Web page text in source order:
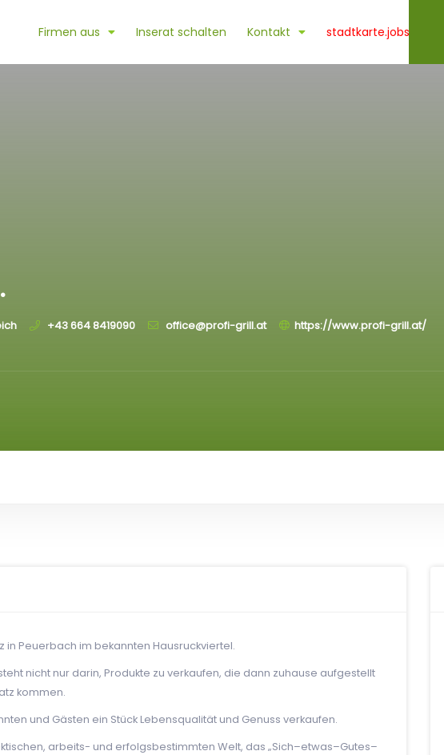
Firmen aus Inserat schalten Kontakt stadtkarte.jobs
+43 664 8419090 office@profi-grill.at https://www.profi-grill.at/
in Peuerbach im bekannten Hausruckviertel.
nicht nur darin, Produkte zu verkaufen, die dann zuhause aufgestellt
kommen.
und Gästen ein Stück Lebensqualität und Genuss verkaufen.
arbeits- und erfolgsbestimmten Welt, das „Sich–etwas–Gutes–